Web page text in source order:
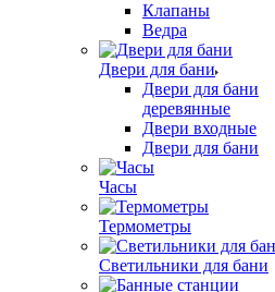
Клапаны
Ведра
Двери для бани
Двери для бани
деревянные
Двери входные
Двери для бани
Часы
Термометры
Светильники для бани